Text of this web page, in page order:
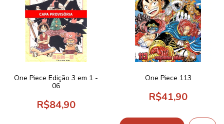
One Piece Edição 3 em 1 -
06
R$84,90
One Piece 113
R$41,90